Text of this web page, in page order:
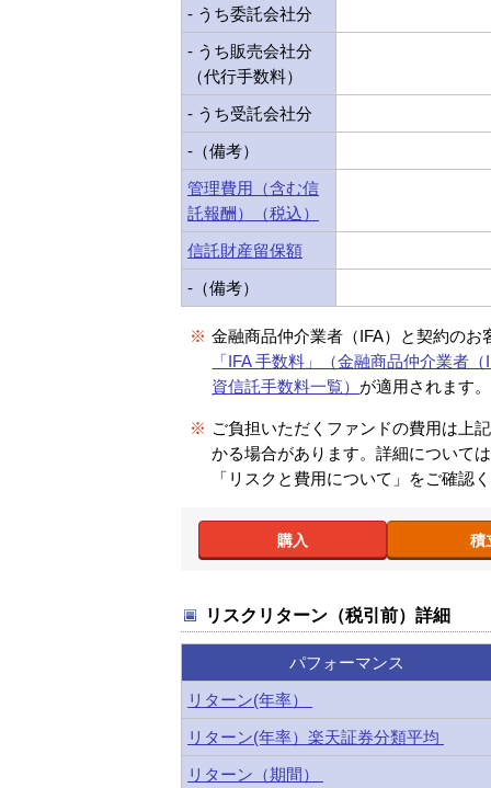
- うち委託会社分
- うち販売会社分
（代行手数料）
- うち受託会社分
-（備考）
管理費用（含む信
託報酬）（税込）
信託財産留保額
-（備考）
※ 金融商品仲介業者（IFA）と契約のお
「IFA 手数料」（金融商品仲介業者
資信託手数料一覧） が適用されます。
※ ご負担いただくファンドの費用は上
かる場合があります。詳細について
「リスクと費用について」をご確認
購入 積
リスクリターン（税引前）詳細
パフォーマンス
リターン(年率）
リターン(年率）楽天証券分類平均
リターン（期間）